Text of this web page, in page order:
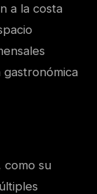
a la costa
como su